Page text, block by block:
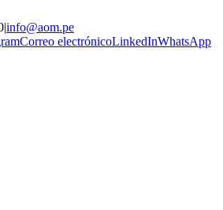
|info@aom.pe
Correo electrónicoLinkedInWhatsApp